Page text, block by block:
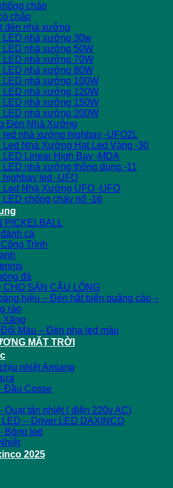
chảo
chảo
đèn nhà xưởng
LED nhà xưởng 30w
LED nhà xưởng 50W
LED nhà xưởng 70W
LED nhà xưởng 80W
LED nhà xưởng 100W
LED nhà xưởng 120W
LED nhà xưởng 150W
LED nhà xưởng 200W
Đèn Nhà Xưởng
nhà xưởng highbay -UFO2L
Nhà Xưởng Hạt Led Vàng -30
Linear High Bay -MDA
nhà xưởng thông dụng -11
led -UFO
Nhà Xưởng UFO -UFO
chống cháy nổ -16
PICKELBALL
cá
Trình
đá
SÂN CẦU LÔNG
hiệu – Đèn hắt biển quảng cáo –
rào
Xăng
Màu – Đèn pha led màu
MẶT TRỜI
nhiệt Amiang
Đầu Cosse
Quạt tản nhiệt ( điện 220v AC)
– Driver LED DAXINCO
Bóng led
2025